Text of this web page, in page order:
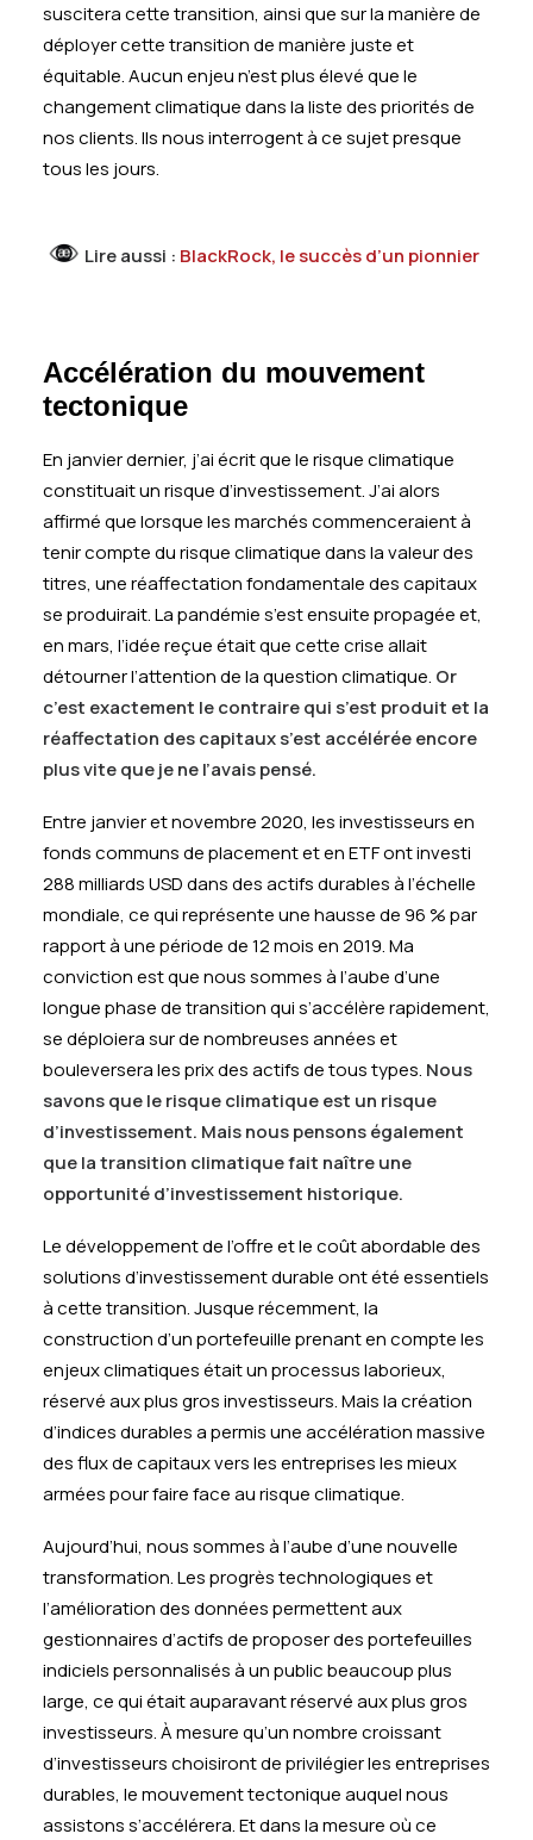
suscitera cette transition, ainsi que sur la manière de
déployer cette transition de manière juste et
équitable. Aucun enjeu n’est plus élevé que le
changement climatique dans la liste des priorités de
nos clients. Ils nous interrogent à ce sujet presque
tous les jours.
Lire aussi : BlackRock, le succès d’un pionnier
Accélération du mouvement
tectonique
En janvier dernier, j’ai écrit que le risque climatique
constituait un risque d’investissement. J’ai alors
affirmé que lorsque les marchés commenceraient à
tenir compte du risque climatique dans la valeur des
titres, une réaffectation fondamentale des capitaux
se produirait. La pandémie s’est ensuite propagée et,
en mars, l’idée reçue était que cette crise allait
détourner l’attention de la question climatique. Or
c’est exactement le contraire qui s’est produit et la
réaffectation des capitaux s’est accélérée encore
plus vite que je ne l’avais pensé.
Entre janvier et novembre 2020, les investisseurs en
fonds communs de placement et en ETF ont investi
288 milliards USD dans des actifs durables à l’échelle
mondiale, ce qui représente une hausse de 96 % par
rapport à une période de 12 mois en 2019. Ma
conviction est que nous sommes à l’aube d’une
longue phase de transition qui s’accélère rapidement,
se déploiera sur de nombreuses années et
bouleversera les prix des actifs de tous types. Nous
savons que le risque climatique est un risque
d’investissement. Mais nous pensons également
que la transition climatique fait naître une
opportunité d’investissement historique.
Le développement de l’offre et le coût abordable des
solutions d’investissement durable ont été essentiels
à cette transition. Jusque récemment, la
construction d’un portefeuille prenant en compte les
enjeux climatiques était un processus laborieux,
réservé aux plus gros investisseurs. Mais la création
d’indices durables a permis une accélération massive
des flux de capitaux vers les entreprises les mieux
armées pour faire face au risque climatique.
Aujourd’hui, nous sommes à l’aube d’une nouvelle
transformation. Les progrès technologiques et
l’amélioration des données permettent aux
gestionnaires d’actifs de proposer des portefeuilles
indiciels personnalisés à un public beaucoup plus
large, ce qui était auparavant réservé aux plus gros
investisseurs. À mesure qu’un nombre croissant
d’investisseurs choisiront de privilégier les entreprises
durables, le mouvement tectonique auquel nous
assistons s’accélérera. Et dans la mesure où ce